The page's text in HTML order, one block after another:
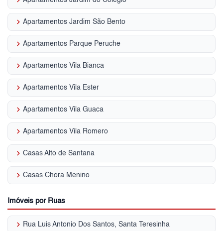
keyboard_arrow_right Apartamentos Jardim São Bento
keyboard_arrow_right Apartamentos Parque Peruche
keyboard_arrow_right Apartamentos Vila Bianca
keyboard_arrow_right Apartamentos Vila Ester
keyboard_arrow_right Apartamentos Vila Guaca
keyboard_arrow_right Apartamentos Vila Romero
keyboard_arrow_right Casas Alto de Santana
keyboard_arrow_right Casas Chora Menino
Imóveis por Ruas
keyboard_arrow_right Rua Luis Antonio Dos Santos, Santa Teresinha